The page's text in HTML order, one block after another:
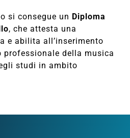
si consegue un Diploma
, che attesta una
e abilita all’inserimento
della musica
studi in ambito